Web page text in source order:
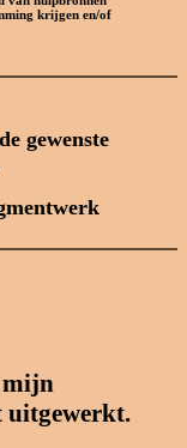
krijgen en/of
gewenste
mijn
uitgewerkt.